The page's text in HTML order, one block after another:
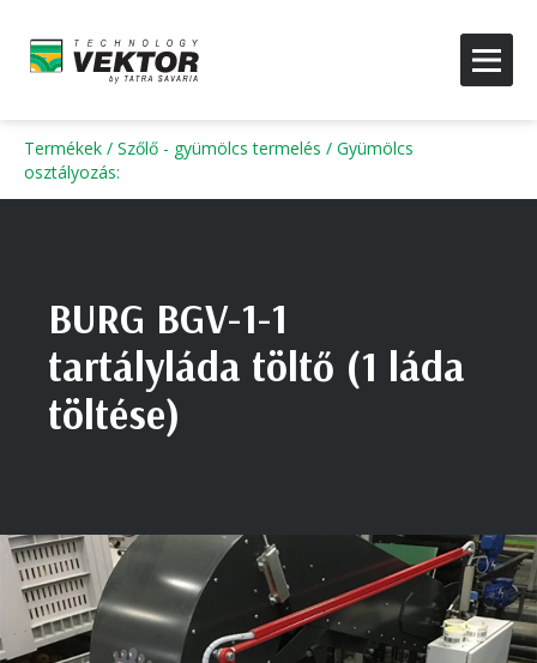
Termékek / Szőlő - gyümölcs termelés / Gyümölcs
osztályozás:
BURG BGV-1-1
tartályláda töltő (1 láda
töltése)